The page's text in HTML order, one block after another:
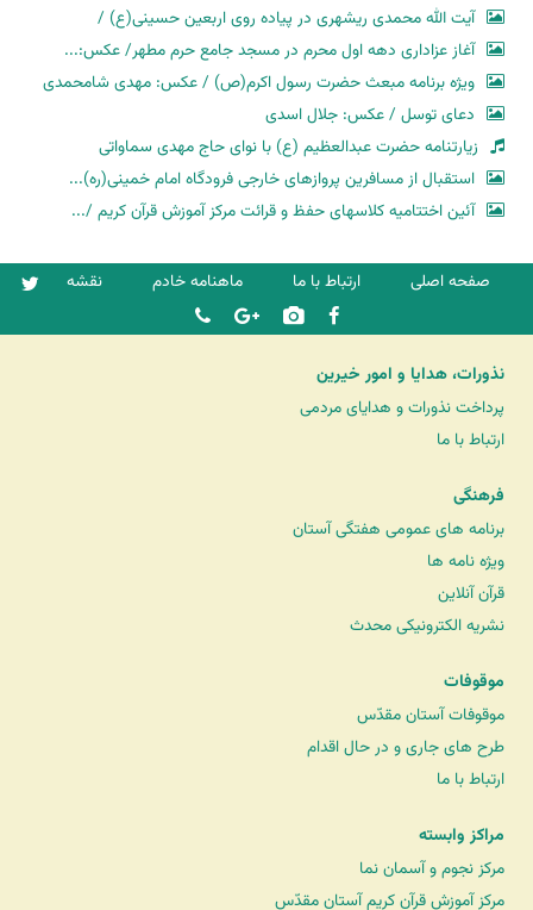
آیت الله محمدی ریشهری در پیاده روی اربعین حسینی(ع) /
آغاز عزاداری دهه اول محرم در مسجد جامع حرم مطهر/ عکس:...
ویژه برنامه مبعث حضرت رسول اکرم(ص) / عکس: مهدی شامحمدی
دعای توسل / عکس: جلال اسدی
زیارتنامه حضرت عبدالعظیم (ع) با نوای حاج مهدی سماواتی
استقبال از مسافرین پروازهای خارجی فرودگاه امام خمینی(ره)...
آئین اختتامیه کلاسهای حفظ و قرائت مرکز آموزش قرآن کریم /...
صفحه اصلی ارتباط با ما ماهنامه خادم نقشه
نذورات، هدایا و امور خیرین
پرداخت نذورات و هدایای مردمی
ارتباط با ما
فرهنگی
برنامه های عمومی هفتگی آستان
ویژه نامه ها
قرآن آنلاین
نشریه الکترونیکی محدث
موقوفات
موقوفات آستان مقدّس
طرح های جاری و در حال اقدام
ارتباط با ما
مراکز وابسته
مرکز نجوم و آسمان نما
مرکز آموزش قرآن کریم آستان مقدّس